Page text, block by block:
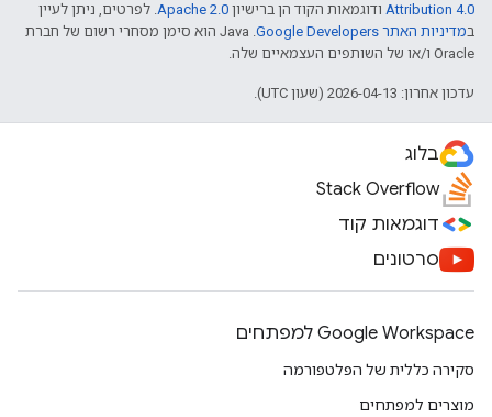
Attribution 4.0 ודוגמאות הקוד הן ברישיון Apache 2.0. לפרטים, ניתן לעיין
במדיניות האתר Google Developers‏
.‏ Java הוא סימן מסחרי רשום של חברת
Oracle ו/או של השותפים העצמאיים שלה.
עדכון אחרון: 2026-04-13 (שעון UTC).
בלוג
Stack Overflow
דוגמאות קוד
סרטונים
Google Workspace למפתחים
סקירה כללית של הפלטפורמה
מוצרים למפתחים